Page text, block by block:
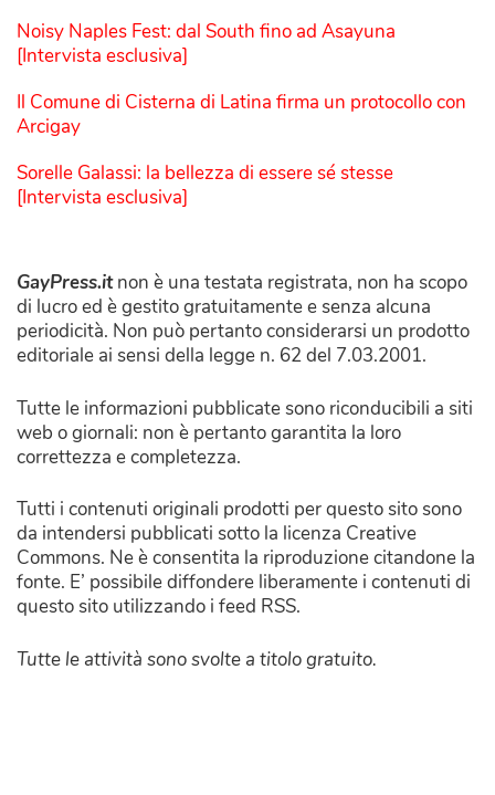
Noisy Naples Fest: dal South fino ad Asayuna
[Intervista esclusiva]
Il Comune di Cisterna di Latina firma un protocollo con
Arcigay
Sorelle Galassi: la bellezza di essere sé stesse
[Intervista esclusiva]
GayPress.itnon è una testata registrata, non ha scopo
di lucro ed è gestito gratuitamente e senza alcuna
periodicità. Non può pertanto considerarsi un prodotto
editoriale ai sensi della legge n. 62 del 7.03.2001.
Tutte le informazioni pubblicate sono riconducibili a siti
web o giornali: non è pertanto garantita la loro
correttezza e completezza.
Tutti i contenuti originali prodotti per questo sito sono
da intendersi pubblicati sotto la licenza Creative
Commons. Ne è consentita la riproduzione citandone la
fonte. E’ possibile diffondere liberamente i contenuti di
questo sito utilizzando i feed RSS.
Tutte le attività sono svolte a titolo gratuito.